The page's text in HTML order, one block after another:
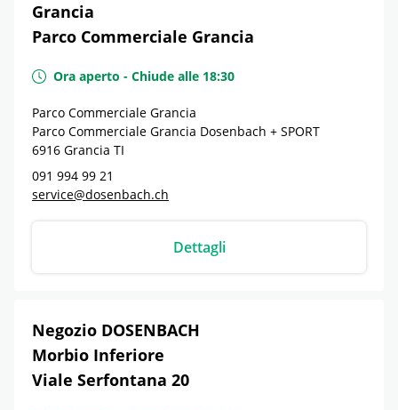
Grancia
Parco Commerciale Grancia
Ora aperto - Chiude alle 18:30
Parco Commerciale Grancia
Parco Commerciale Grancia Dosenbach + SPORT
6916 Grancia TI
091 994 99 21
service@dosenbach.ch
Dettagli
Negozio DOSENBACH
Morbio Inferiore
Viale Serfontana 20